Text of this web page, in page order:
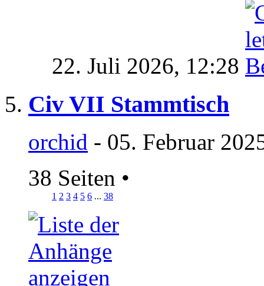
22. Juli 2026, 12:28
Civ VII Stammtisch
orchid - 05. Februar
38 Seiten •
1 2 3 4 5 6 ... 38